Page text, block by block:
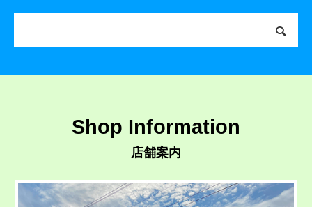
Shop Information
店舗案内